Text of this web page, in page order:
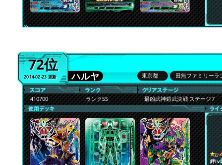
72位
2014-02-23 更新 ハルヤ 東京都 田無ファミリーラ
410700 ランクSS 最凶武神鎧武決戦 ステージ7
絆